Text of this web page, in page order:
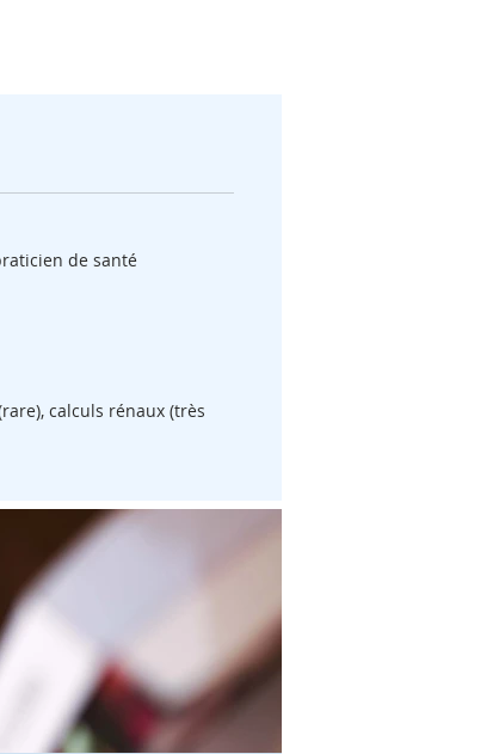
la santé des os
de brûlures d’estomac,
soulage la fièvre et des
également la régénération des
hémostatique, elle aide à
et elle accélère la
des plaies.
de santé
calculs rénaux (très